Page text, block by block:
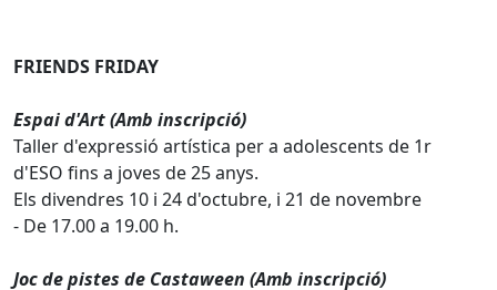
FRIENDS FRIDAY
Espai d'Art (Amb inscripció)
Taller d'expressió artística per a adolescents de 1r
d'ESO fins a joves de 25 anys.
Els divendres 10 i 24 d'octubre, i 21 de novembre
- De 17.00 a 19.00 h.
Joc de pistes de Castaween (Amb inscripció)